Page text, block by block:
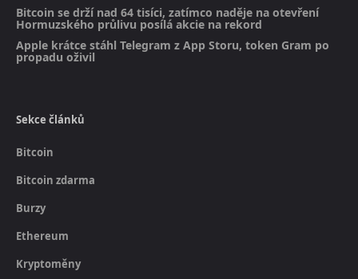
Bitcoin se drží nad 64 tisíci, zatímco naděje na otevření
Hormuzského průlivu posílá akcie na rekord
Apple krátce stáhl Telegram z App Storu, token Gram po
propadu oživil
Sekce článků
Bitcoin
Bitcoin zdarma
Burzy
Ethereum
Kryptoměny